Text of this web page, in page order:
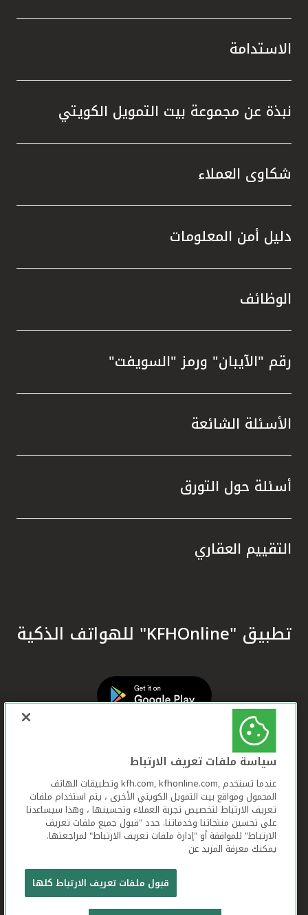
الاستدامة
نبذة عن مجموعة بيت التمويل الكويتي
شكاوى العملاء
دليل أمن المعلومات
الوظائف
رقم "الآيبان" ورمز "السويفت"
الأسئلة الشائعة
أسئلة حول التورق
التقييم العقاري
تطبيق "KFHOnline" للهواتف الذكية
بيت التمويل الكويتي جميع الحقوق محفوظة © 2026
شروط وأحكام استخدام الموقع الإلكتروني
سياسة ملفات تعريف الارتباط
عندما تستخدم ,kfh.com, kfhonline.com وتطبيقات الهاتف
المحمول ومواقع بيت التمويل الكويتي الأخرى ، يتم استخدام ملفات
تعريف الارتباط لتخصيص تجربة العملاء وتحسينها ، وهذا سيساعدنا
على تحسين منتجاتنا وخدماتنا. حدد "قبول جميع ملفات تعريف
الارتباط" للموافقة أو "إدارة ملفات تعريف الارتباط" لمراجعتها.
يمكنك معرفة المزيد عن
قبول ملفات تعريف الارتباط كلها